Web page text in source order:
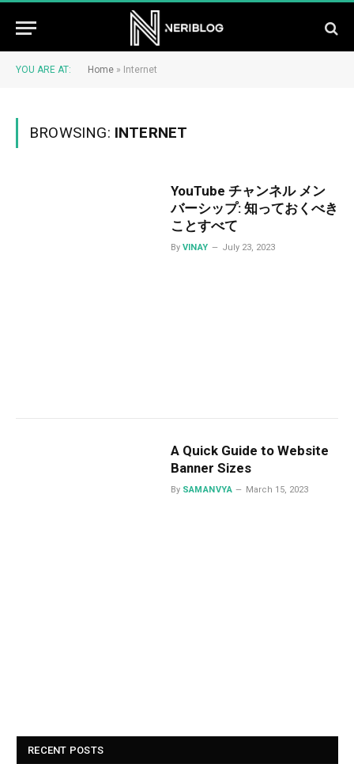
YOU ARE AT: Home » Internet
BROWSING: INTERNET
YouTube チャンネル メン
バーシップ: 知っておくべき
ことすべて
By VINAY July 23, 2023
A Quick Guide to Website
Banner Sizes
By SAMANVYA March 15, 2023
RECENT POSTS